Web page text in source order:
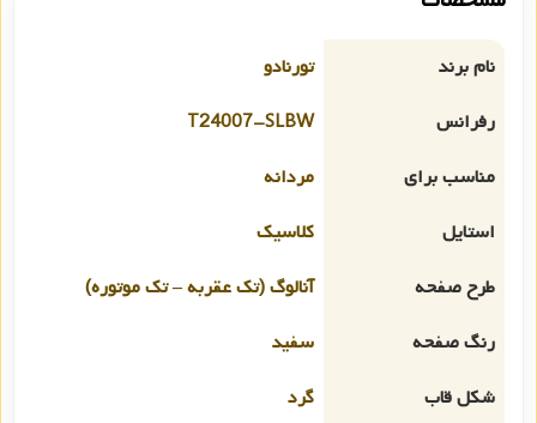
نام برند
تورنادو
رفرانس
T24007-SLBW
مناسب برای
مردانه
استایل
کلاسیک
طرح صفحه
آنالوگ (تک عقربه – تک موتوره)
رنگ صفحه
سفید
شکل قاب
گرد